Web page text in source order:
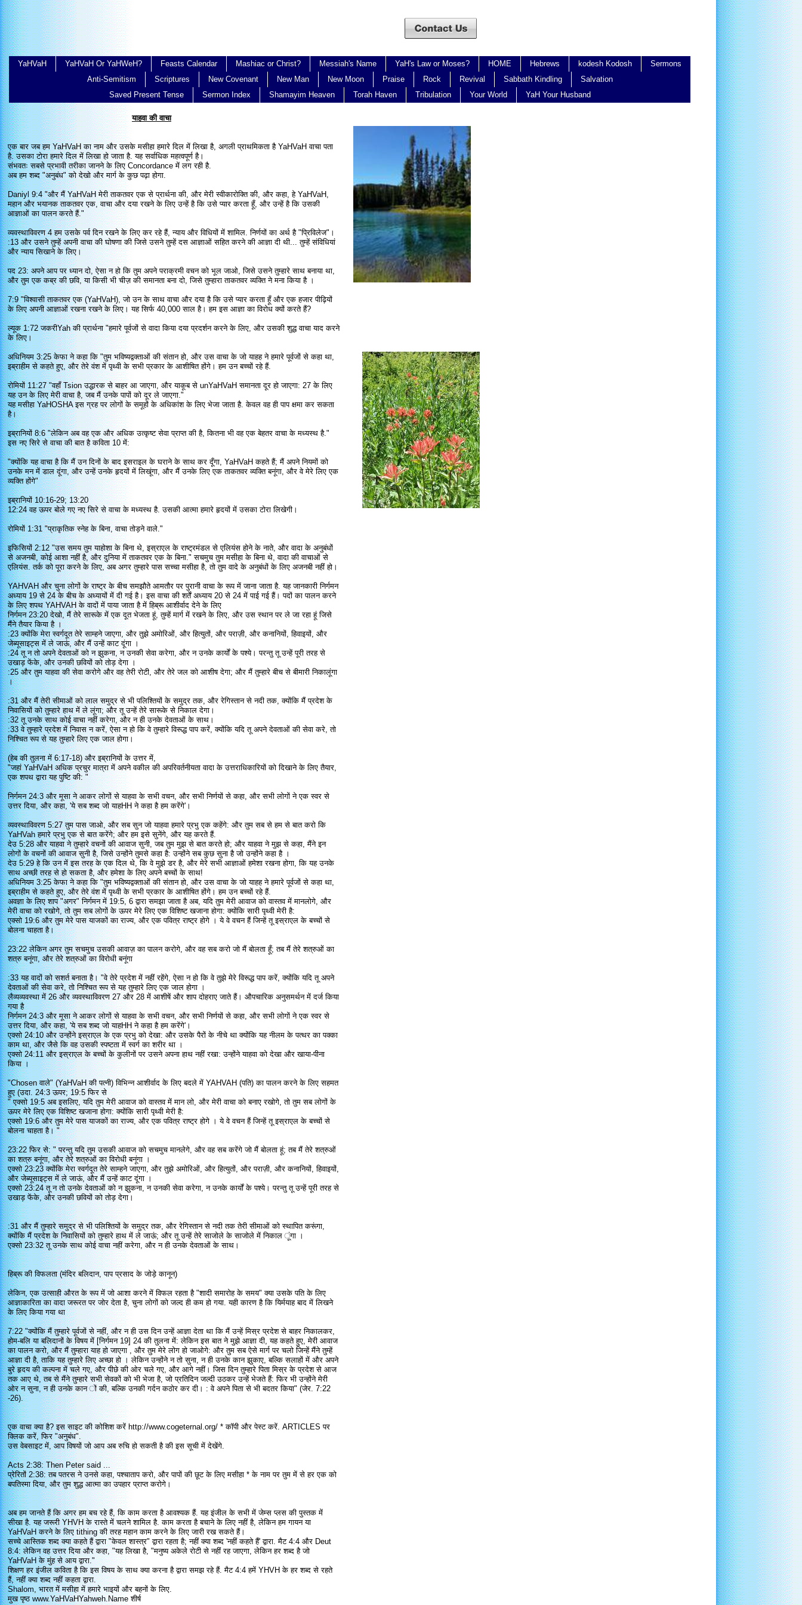
याहवा की वाचा
एक बार जब हम YaHVaH का नाम और उसके मसीहा हमारे दिल में लिखा है, अगली प्राथमिकता है YaHVaH वाचा पता
है. उसका टोरा हमारे दिल में लिखा हो जाता है. यह सर्वाधिक महत्वपूर्ण है।
संभवतः सबसे प्रभावी तरीका जानने के लिए Concordance में लग रही है.
अब हम शब्द "अनुबंध" को देखो और मार्ग के कुछ पढ़ा होगा.
Daniyl 9:4 "और मैं YaHVaH मेरी ताकतवर एक से प्रार्थना की, और मेरी स्वीकारोक्ति की, और कहा, हे YaHVaH,
महान और भयानक ताकतवर एक, वाचा और दया रखने के लिए उन्हें है कि उसे प्यार करता हूँ, और उन्हें है कि उसकी
आज्ञाओं का पालन करते हैं."
व्यवस्थाविवरण 4 हम उसके पर्व दिन रखने के लिए कर रहे हैं, न्याय और विधियों में शामिल. निर्णयों का अर्थ है "प्रिविलेज"।
:13 और उसने तुम्हें अपनी वाचा की घोषणा की जिसे उसने तुम्हें दस आज्ञाओं सहित करने की आज्ञा दी थी... तुम्हें संविधियां
और न्याय सिखाने के लिए।
पद 23: अपने आप पर ध्यान दो, ऐसा न हो कि तुम अपने पराक्रमी वचन को भूल जाओ, जिसे उसने तुम्हारे साथ बनाया था,
और तुम एक कब्र की छवि, या किसी भी चीज़ की समानता बना दो, जिसे तुम्हारा ताकतवर व्यक्ति ने मना किया है ।
7:9 "विश्वासी ताकतवर एक (YaHVaH), जो उन के साथ वाचा और दया है कि उसे प्यार करता हूँ और एक हजार पीढ़ियों
के लिए अपनी आज्ञाओं रखना रखने के लिए। यह सिर्फ 40,000 साल है। हम इस आज्ञा का विरोध क्यों करते हैं?
ल्यूक 1:72 जकरीYah की प्रार्थना "हमारे पूर्वजों से वादा किया दया प्रदर्शन करने के लिए, और उसकी शुद्ध वाचा याद करने
के लिए।
अधिनियम 3:25 केफा ने कहा कि "तुम भविष्यद्वक्ताओं की संतान हो, और उस वाचा के जो याहह ने हमारे पूर्वजों से कहा था,
इब्राहीम से कहते हुए, और तेरे वंश में पृथ्वी के सभी प्रकार के आशीषित होंगे। हम उन बच्चों रहे हैं.
रोमियों 11:27 "वहाँ Tsion उद्धारक से बाहर आ जाएगा, और याकूब से unYaHVaH समानता दूर हो जाएगा: 27 के लिए
यह उन के लिए मेरी वाचा है, जब मैं उनके पापों को दूर ले जाएगा."
यह मसीहा YaHOSHA इस ग्रह पर लोगों के समूहों के अधिकांश के लिए भेजा जाता है. केवल वह ही पाप क्षमा कर सकता
है।
इब्रानियों 8:6 "लेकिन अब वह एक और अधिक उत्कृष्ट सेवा प्राप्त की है, कितना भी वह एक बेहतर वाचा के मध्यस्थ है."
इस नए सिरे से वाचा की बात है कविता 10 में:
"क्योंकि यह वाचा है कि मैं उन दिनों के बाद इसराइल के घराने के साथ कर दूँगा, YaHVaH कहते हैं; मैं अपने नियमों को
उनके मन में डाल दूंगा, और उन्हें उनके हृदयों में लिखूंगा, और मैं उनके लिए एक ताकतवर व्यक्ति बनूंगा, और वे मेरे लिए एक
व्यक्ति होंगे"
इब्रानियों 10:16-29; 13:20
12:24 वह ऊपर बोले गए नए सिरे से वाचा के मध्यस्थ है. उसकी आत्मा हमारे हृदयों में उसका टोरा लिखेगी।
रोमियों 1:31 "प्राकृतिक स्नेह के बिना, वाचा तोड़ने वाले."
इफिसियों 2:12 "उस समय तुम याहोशा के बिना थे, इस्राएल के राष्ट्रमंडल से एलियंस होने के नाते, और वादा के अनुबंधों
से अजनबी, कोई आशा नहीं है, और दुनिया में ताकतवर एक के बिना." सचमुच तुम मसीहा के बिना थे, वादा की वाचाओं से
एलियंस. तर्क को पूरा करने के लिए, अब अगर तुम्हारे पास सच्चा मसीहा है, तो तुम वादे के अनुबंधों के लिए अजनबी नहीं हो।
YAHVAH और चुना लोगों के राष्ट्र के बीच समझौते आमतौर पर पुरानी वाचा के रूप में जाना जाता है. यह जानकारी निर्गमन
अध्याय 19 से 24 के बीच के अध्यायों में दी गई है। इस वाचा की शर्तें अध्याय 20 से 24 में पाई गई हैं। पदों का पालन करने
के लिए शपथ YAHVAH के वादों में पाया जाता है में हिब्रू आशीर्वाद देने के लिए
निर्गमन 23:20 देखो, मैं तेरे सारूके में एक दूत भेजता हूं, तुम्हें मार्ग में रखने के लिए, और उस स्थान पर ले जा रहा हूं जिसे
मैंने तैयार किया है ।
:23 क्योंकि मेरा स्वर्गदूत तेरे साम्हने जाएगा, और तुझे अमोरिओं, और हित्युतों, और पराज़ी, और कनानियों, हिवाइयों, और
जेब्यूसाइट्स में ले जाऊं, और मैं उन्हें काट दूंगा ।
:24 तू न तो अपने देवताओं को न झुकना, न उनकी सेवा करेगा, और न उनके कार्यों के पश्ये। परन्तु तू उन्हें पूरी तरह से
उखाड़ फेंके, और उनकी छवियों को तोड़ देगा ।
:25 और तुम याहवा की सेवा करोगे और वह तेरी रोटी, और तेरे जल को आशीष देगा; और मैं तुम्हारे बीच से बीमारी निकालूंगा
।
:31 और मैं तेरी सीमाओं को लाल समुद्र से भी पलिश्तियों के समुद्र तक, और रेगिस्तान से नदी तक, क्योंकि मैं प्रदेश के
निवासियों को तुम्हारे हाथ में ले लूंगा; और तू उन्हें तेरे सारूके से निकाल देगा।
:32 तू उनके साथ कोई वाचा नहीं करेगा, और न ही उनके देवताओं के साथ।
:33 वे तुम्हारे प्रदेश में निवास न करें, ऐसा न हो कि वे तुम्हारे विरूद्ध पाप करें, क्योंकि यदि तू अपने देवताओं की सेवा करे, तो
निश्चित रूप से यह तुम्हारे लिए एक जाल होगा।
(हेब की तुलना में 6:17-18) और इब्रानियों के उत्तर में,
"जहां YaHVaH अधिक प्रचुर मात्रा में अपने वकील की अपरिवर्तनीयता वादा के उत्तराधिकारियों को दिखाने के लिए तैयार,
एक शपथ द्वारा यह पुष्टि की: "
निर्गमन 24:3 और मूसा ने आकर लोगों से याहवा के सभी वचन, और सभी निर्णयों से कहा, और सभी लोगों ने एक स्वर से
उत्तर दिया, और कहा, 'ये सब शब्द जो याहHH ने कहा है हम करेंगे'।
व्यवस्थाविवरण 5:27 तुम पास जाओ, और सब सुन जो याहवा हमारे प्रभु एक कहेंगे: और तुम सब से हम से बात करो कि
YaHVah हमारे प्रभु एक से बात करेंगे; और हम इसे सुनेंगे, और यह करते हैं.
देउ 5:28 और याहवा ने तुम्हारे वचनों की आवाज सुनी, जब तुम मुझ से बात करते हो; और याहवा ने मुझ से कहा, मैंने इन
लोगों के वचनों की आवाज सुनी है, जिसे उन्होंने तुमसे कहा है: उन्होंने सब कुछ सुना है जो उन्होंने कहा है ।
देउ 5:29 हे कि उन में इस तरह के एक दिल थे, कि वे मुझे डर है, और मेरे सभी आज्ञाओं हमेशा रखना होगा, कि यह उनके
साथ अच्छी तरह से हो सकता है, और हमेशा के लिए अपने बच्चों के साथ!
अधिनियम 3:25 केफा ने कहा कि "तुम भविष्यद्वक्ताओं की संतान हो, और उस वाचा के जो याहह ने हमारे पूर्वजों से कहा था,
इब्राहीम से कहते हुए, और तेरे वंश में पृथ्वी के सभी प्रकार के आशीषित होंगे। हम उन बच्चों रहे हैं.
अवज्ञा के लिए शाप "अगर" निर्गमन में 19:5, 6 द्वारा समझा जाता है अब, यदि तुम मेरी आवाज को वास्तव में मानलोगे, और
मेरी वाचा को रखोगे, तो तुम सब लोगों के ऊपर मेरे लिए एक विशिष्ट खजाना होगा: क्योंकि सारी पृथ्वी मेरी है:
एक्सो 19:6 और तुम मेरे पास याजकों का राज्य, और एक पवित्र राष्ट्र होगे । ये वे वचन हैं जिन्हें तू इस्राएल के बच्चों से
बोलना चाहता है।
23:22 लेकिन अगर तुम सचमुच उसकी आवाज़ का पालन करोगे, और वह सब करो जो मैं बोलता हूँ; तब मैं तेरे शत्रुओं का
शत्रु बनूंगा, और तेरे शत्रुओं का विरोधी बनूंगा
:33 यह वादों को सशर्त बनाता है। "वे तेरे प्रदेश में नहीं रहेंगे, ऐसा न हो कि वे तुझे मेरे विरूद्ध पाप करें, क्योंकि यदि तू अपने
देवताओं की सेवा करे, तो निश्चित रूप से यह तुम्हारे लिए एक जाल होगा ।
लैव्यव्यवस्था में 26 और व्यवस्थाविवरण 27 और 28 में आशीषें और शाप दोहराए जाते हैं। औपचारिक अनुसमर्थन में दर्ज किया
गया है
निर्गमन 24:3 और मूसा ने आकर लोगों से याहवा के सभी वचन, और सभी निर्णयों से कहा, और सभी लोगों ने एक स्वर से
उत्तर दिया, और कहा, 'ये सब शब्द जो याहHH ने कहा है हम करेंगे'।
एक्सो 24:10 और उन्होंने इस्राएल के एक प्रभु को देखा: और उसके पैरों के नीचे था क्योंकि यह नीलम के पत्थर का पक्का
काम था, और जैसे कि वह उसकी स्पष्टता में स्वर्ग का शरीर था ।
एक्सो 24:11 और इस्राएल के बच्चों के कुलीनों पर उसने अपना हाथ नहीं रखा: उन्होंने याहवा को देखा और खाया-पीना
किया ।
"Chosen वाले" (YaHVaH की पत्नी) विभिन्न आशीर्वाद के लिए बदले में YAHVAH (पति) का पालन करने के लिए सहमत
हुए (उदा. 24:3 ऊपर; 19:5 फिर से
" एक्सो 19:5 अब इसलिए, यदि तुम मेरी आवाज को वास्तव में मान लो, और मेरी वाचा को बनाए रखोगे, तो तुम सब लोगों के
ऊपर मेरे लिए एक विशिष्ट खजाना होगा: क्योंकि सारी पृथ्वी मेरी है:
एक्सो 19:6 और तुम मेरे पास याजकों का राज्य, और एक पवित्र राष्ट्र होगे । ये वे वचन हैं जिन्हें तू इस्राएल के बच्चों से
बोलना चाहता है। "
23:22 फिर से: " परन्तु यदि तुम उसकी आवाज को सचमुच मानलेगे, और वह सब करेंगे जो मैं बोलता हूं; तब मैं तेरे शत्रुओं
का शत्रु बनूंगा, और तेरे शत्रुओं का विरोधी बनूंगा ।
एक्सो 23:23 क्योंकि मेरा स्वर्गदूत तेरे साम्हने जाएगा, और तुझे अमोरिओं, और हित्युतों, और पराज़ी, और कनानियों, हिवाइयों,
और जेब्यूसाइट्स में ले जाऊं, और मैं उन्हें काट दूंगा ।
एक्सो 23:24 तू न तो उनके देवताओं को न झुकना, न उनकी सेवा करेगा, न उनके कार्यों के पश्ये। परन्तु तू उन्हें पूरी तरह से
उखाड़ फेंके, और उनकी छवियों को तोड़ देगा।
:31 और मैं तुम्हारे समुद्र से भी पलिश्तियों के समुद्र तक, और रेगिस्तान से नदी तक तेरी सीमाओं को स्थापित करूंगा,
क्योंकि मैं प्रदेश के निवासियों को तुम्हारे हाथ में ले जाऊं; और तू उन्हें तेरे साजोले के साजोले में निकाल ूंगा ।
एक्सो 23:32 तू उनके साथ कोई वाचा नहीं करेगा, और न ही उनके देवताओं के साथ।
हिब्रू की विफलता (मंदिर बलिदान, पाप प्रसाद के जोड़े कानून)
लेकिन, एक उत्साही औरत के रूप में जो आशा करने में विफल रहता है "शादी समारोह के समय" क्या उसके पति के लिए
आज्ञाकारिता का वादा जरूरत पर जोर देता है, चुना लोगों को जल्द ही कम हो गया. यही कारण है कि यिर्मयाह बाद में लिखने
के लिए किया गया था
7:22 "क्योंकि मैं तुम्हारे पूर्वजों से नहीं, और न ही उस दिन उन्हें आज्ञा देता था कि मैं उन्हें मिस्र प्रदेश से बाहर निकालकर,
होम-बलि या बलिदानों के विषय में [निर्गमन 19] 24 की तुलना में: लेकिन इस बात ने मुझे आज्ञा दी, यह कहते हुए, मेरी आवाज
का पालन करो, और मैं तुम्हारा याह हो जाएगा , और तुम मेरे लोग हो जाओगे: और तुम सब ऐसे मार्ग पर चलो जिन्हें मैंने तुम्हें
आज्ञा दी है, ताकि यह तुम्हारे लिए अच्छा हो । लेकिन उन्होंने न तो सुना, न ही उनके कान झुकाए, बल्कि सलाहों में और अपने
बुरे हृदय की कल्पना में चले गए, और पीछे की ओर चले गए, और आगे नहीं। जिस दिन तुम्हारे पिता मिस्र के प्रदेश से आज
तक आए थे, तब से मैंने तुम्हारे सभी सेवकों को भी भेजा है, जो प्रतिदिन जल्दी उठकर उन्हें भेजते हैं: फिर भी उन्होंने मेरी
ओर न सुना, न ही उनके कान ों की, बल्कि उनकी गर्दन कठोर कर दी। : वे अपने पिता से भी बदतर किया" (जेर. 7:22
-26).
एक वाचा क्या है? इस साइट की कोशिश करें http://www.cogeternal.org/ * कॉपी और पेस्ट करें. ARTICLES पर
क्लिक करें, फिर "अनुबंध".
उस वेबसाइट में, आप विषयों जो आप अब रुचि हो सकती है की इस सूची में देखेंगे.
​Acts 2:38: Then Peter said ...
प्रेरितों 2:38: तब पतरस ने उनसे कहा, पश्चाताप करो, और पापों की छूट के लिए मसीहा * के नाम पर तुम में से हर एक को
बपतिस्मा दिया, और तुम शुद्ध आत्मा का उपहार प्राप्त करोगे।
अब हम जानते हैं कि अगर हम बच रहे हैं, कि काम करता है आवश्यक हैं. यह इंजील के सभी में जेम्स प्लस की पुस्तक में
सीखा है. यह जरूरी YHVH के रास्ते में चलने शामिल है. काम करता है बचाने के लिए नहीं है, लेकिन हम गायन या
YaHVaH करने के लिए tithing की तरह महान काम करने के लिए जारी रख सकते हैं।
सच्चे आस्तिक शब्द क्या कहते हैं द्वारा "केवल शास्त्र" द्वारा रहता है; नहीं क्या शब्द 'नहीं कहते हैं' द्वारा. मैट 4:4 और Deut
8:4: लेकिन वह उत्तर दिया और कहा, "यह लिखा है, "मनुष्य अकेले रोटी से नहीं रह जाएगा, लेकिन हर शब्द है जो
YaHVaH के मुंह से आय द्वारा."
शिक्षण हर इंजील कविता है कि इस विषय के साथ क्या करना है द्वारा समझ रहे हैं. मैट 4:4 हमें YHVH के हर शब्द से रहते
हैं, नहीं क्या शब्द नहीं कहता द्वारा.
Shalom, भारत में मसीहा में हमारे भाइयों और बहनों के लिए.
मुख पृष्ठ www.YaHVaHYahweh.Name शीर्ष
YaHVaH YaHVaH Or YaHWeH? Feasts Calendar Mashiac or Christ? Messiah's Name YaH's Law or Moses? HOME Hebrews kodesh Kodosh
Sermons
Anti-Semitism
Scriptures New Covenant New Man New Moon Praise Rock Revival Sabbath Kindling
Salvation
Saved Present Tense
Sermon Index Shamayim Heaven Torah Haven Tribulation Your World YaH Your Husband